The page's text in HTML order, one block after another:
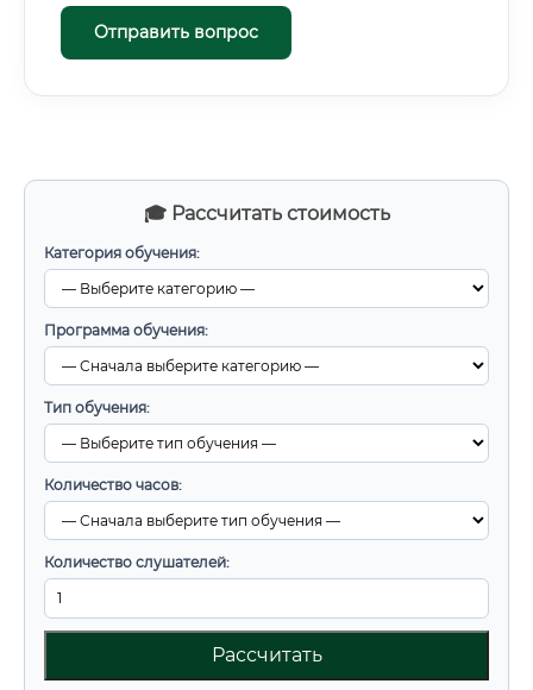
🎓 Рассчитать стоимость
Категория обучения:
Программа обучения:
Тип обучения:
Количество часов:
Количество слушателей:
Рассчитать
Отправить вопрос